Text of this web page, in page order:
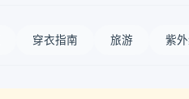
穿衣指南 旅游 紫